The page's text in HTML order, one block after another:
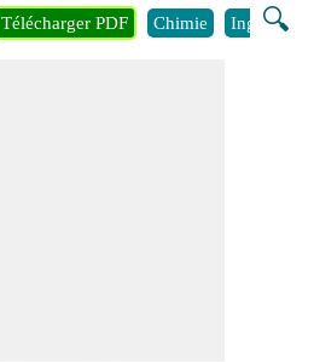
🔍
Télécharger PDF Chimie Ingénierie